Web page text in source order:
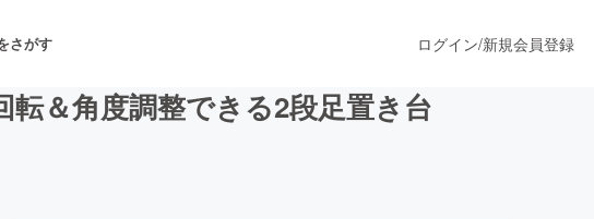
さがす ログイン/新規会員登録
＆角度調整できる2段足置き台